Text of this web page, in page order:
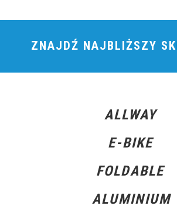
ZNAJDŹ NAJBLIŻSZY
ALLWAY
E-BIKE
FOLDABLE
ALUMINIUM